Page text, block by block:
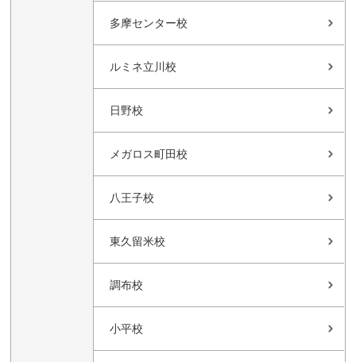
多摩センター校
ルミネ立川校
日野校
メガロス町田校
八王子校
東久留米校
調布校
小平校